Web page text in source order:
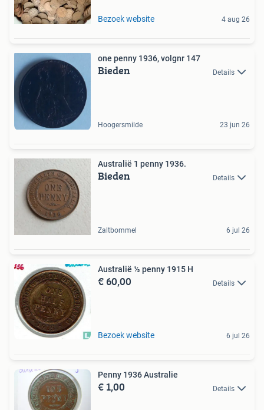
Bezoek website 4 aug 26
one penny 1936, volgnr 147
Bieden Details
Hoogersmilde 23 jun 26
Australië 1 penny 1936.
Bieden Details
Zaltbommel 6 jul 26
Australië ½ penny 1915 H
€ 60,00 Details
Bezoek website 6 jul 26
Penny 1936 Australie
€ 1,00 Details